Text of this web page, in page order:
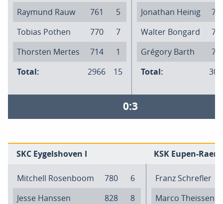
Raymund Rauw
761
5
Tobias Pothen
770
7
Thorsten Mertes
714
1
Total:
2966 15
Jonathan Heinig
Walter Bongard
Grégory Barth
Total:
0:3
SKC Eygelshoven I KSK Eupen-
Mitchell Rosenboom 780
6
Jesse Hanssen
828
8
Franz Schrefler
Marco Theissen